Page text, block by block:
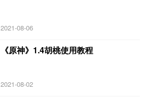
2021-08-06
《原神》1.4胡桃使用教程
2021-08-02